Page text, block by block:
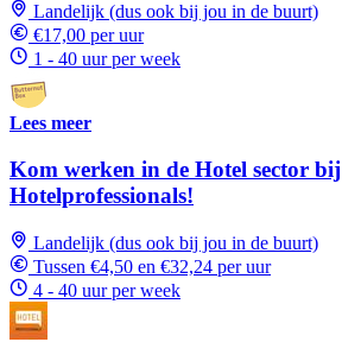
Landelijk (dus ook bij jou in de buurt)
€17,00 per uur
1 - 40 uur per week
Lees meer
Kom werken in de Hotel sector bij
Hotelprofessionals!
Landelijk (dus ook bij jou in de buurt)
Tussen €4,50 en €32,24 per uur
4 - 40 uur per week